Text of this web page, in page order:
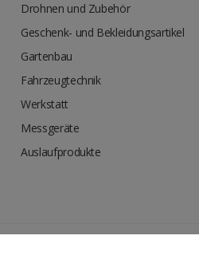
Drohnen und Zubehör
Geschenk- und Bekleidungsartikel
Gartenbau
Fahrzeugtechnik
Werkstatt
Messgeräte
Auslaufprodukte